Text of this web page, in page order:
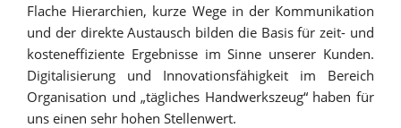
Flache Hierarchien, kurze Wege in der Kommunikation
und der direkte Austausch bilden die Basis für zeit- und
kosteneffiziente Ergebnisse im Sinne unserer Kunden.
Digitalisierung und Innovationsfähigkeit im Bereich
Organisation und „tägliches Handwerkszeug“ haben für
uns einen sehr hohen Stellenwert.